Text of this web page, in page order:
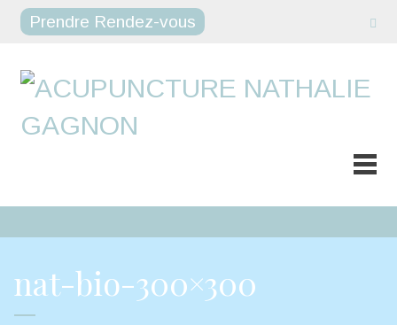
Prendre Rendez-vous
nat-bio-300×300